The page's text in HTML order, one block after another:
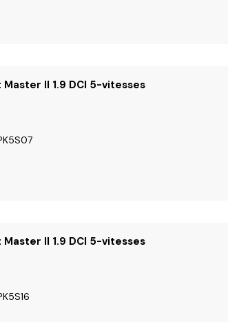
II 1.9 DCI 5-vitesses
II 1.9 DCI 5-vitesses